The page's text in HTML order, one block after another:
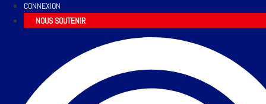
CONNEXION
NOUS SOUTENIR